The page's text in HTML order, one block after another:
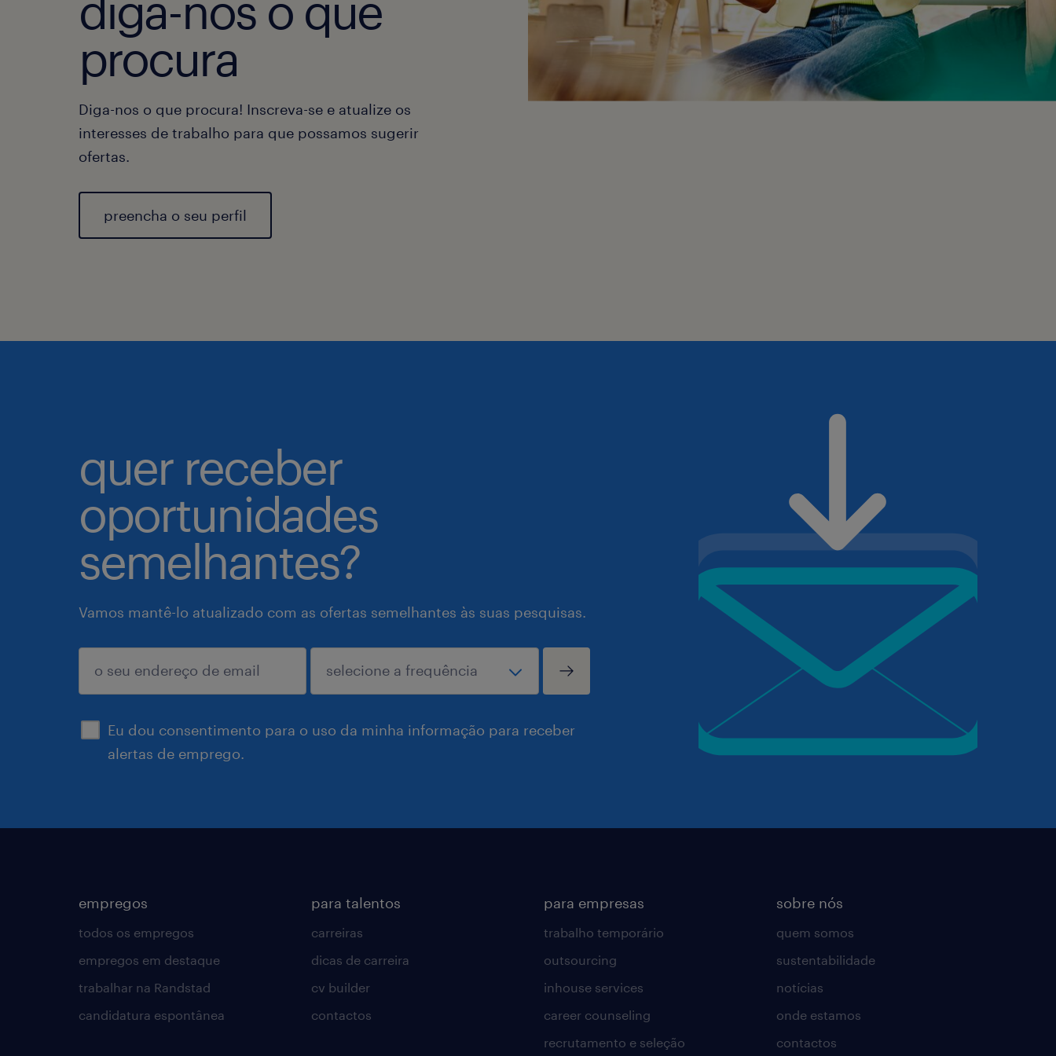
procura
Diga-nos o que procura! Inscreva-se e atualize os
interesses de trabalho para que possamos sugerir
ofertas.
preencha o seu perfil
quer receber
oportunidades
semelhantes?
Vamos mantê-lo atualizado com as ofertas semelhantes às suas pesquisas.
Eu dou consentimento para o uso da minha informação para receber
alertas de emprego.
enviar
empregos
todos os empregos
empregos em destaque
trabalhar na Randstad
candidatura espontânea
para talentos
carreiras
dicas de carreira
cv builder
contactos
para empresas
trabalho temporário
outsourcing
inhouse services
career counseling
recrutamento e seleção
sobre nós
quem somos
sustentabilidade
notícias
onde estamos
contactos